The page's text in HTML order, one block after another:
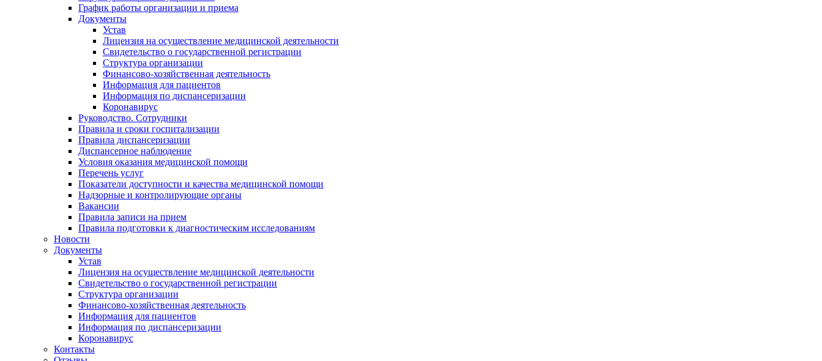
График работы организации и приема
Документы
Устав
Лицензия на осуществление медицинской деятельности
Свидетельство о государственной регистрации
Структура организации
Финансово-хозяйственная деятельность
Информация для пациентов
Информация по диспансеризации
Коронавирус
Руководство. Сотрудники
Правила и сроки госпитализации
Правила диспансеризации
Диспансерное наблюдение
Условия оказания медицинской помощи
Перечень услуг
Показатели доступности и качества медицинской помощи
Надзорные и контролирующие органы
Вакансии
Правила записи на прием
Правила подготовки к диагностическим исследованиям
Новости
Документы
Устав
Лицензия на осуществление медицинской деятельности
Свидетельство о государственной регистрации
Структура организации
Финансово-хозяйственная деятельность
Информация для пациентов
Информация по диспансеризации
Коронавирус
Контакты